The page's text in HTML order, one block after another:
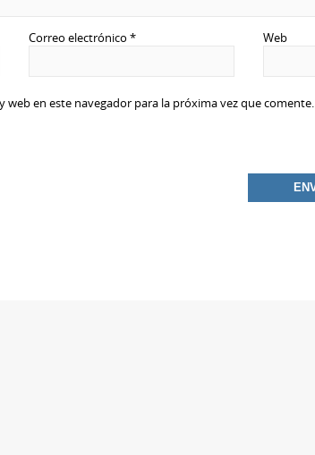
Correo electrónico * Web
en este navegador para la próxima vez que comente.